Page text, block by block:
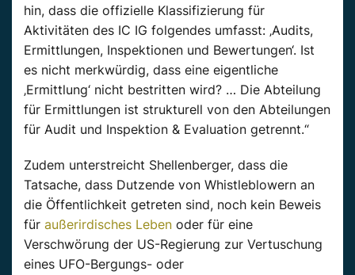
hin, dass die offizielle Klassifizierung für
Aktivitäten des IC IG folgendes umfasst: ‚Audits,
Ermittlungen, Inspektionen und Bewertungen‘. Ist
es nicht merkwürdig, dass eine eigentliche
‚Ermittlung‘ nicht bestritten wird? … Die Abteilung
für Ermittlungen ist strukturell von den Abteilungen
für Audit und Inspektion & Evaluation getrennt.“
Zudem unterstreicht Shellenberger, dass die
Tatsache, dass Dutzende von Whistleblowern an
die Öffentlichkeit getreten sind, noch kein Beweis
für außerirdisches Leben oder für eine
Verschwörung der US-Regierung zur Vertuschung
eines UFO-Bergungs- oder